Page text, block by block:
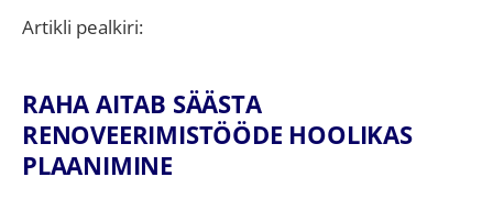
Artikli pealkiri:
RAHA AITAB SÄÄSTA
RENOVEERIMISTÖÖDE HOOLIKAS
PLAANIMINE